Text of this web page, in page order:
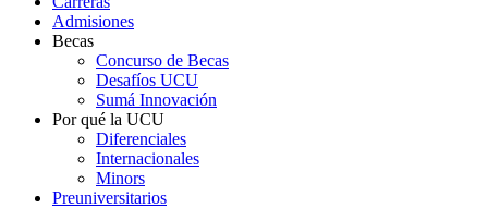
Admisiones
Becas
Concurso de Becas
Desafíos UCU
Sumá Innovación
Por qué la UCU
Diferenciales
Internacionales
Minors
Preuniversitarios